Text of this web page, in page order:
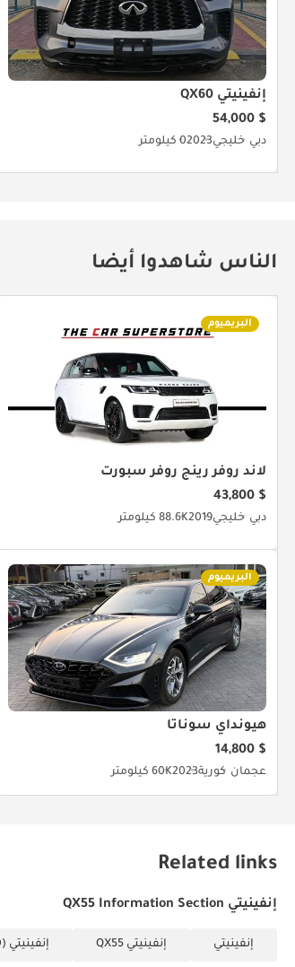
إنفينيتي QX60
$ 54,000
دبي خليجي20230 كيلومتر
الناس شاهدوا أيضا
البريميوم
لاند روفر رينج روفر سبورت
$ 43,800
دبي خليجي201988.6K كيلومتر
البريميوم
هيونداي سوناتا
$ 14,800
عجمان كورية202360K كيلومتر
Related links
إنفينيتي QX55 Information Section
إنفينيتي إنفينيتي QX55 إنفينيتي QX55 2.0T Luxe (AWD)